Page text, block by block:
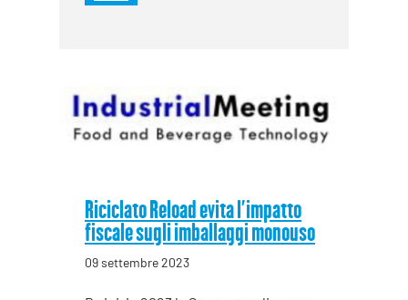
Riciclato Reload evita l’impatto
fiscale sugli imballaggi monouso
09 settembre 2023